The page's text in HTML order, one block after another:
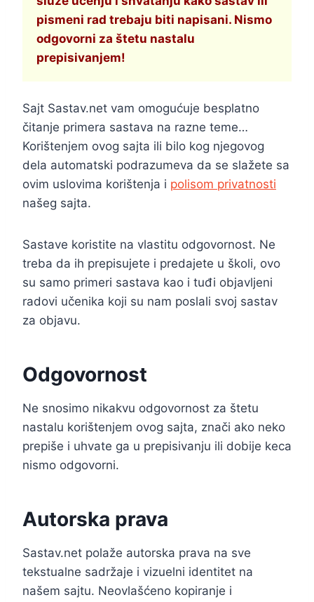
pismeni rad trebaju biti napisani. Nismo
odgovorni za štetu nastalu
prepisivanjem!
Sajt Sastav.net vam omogućuje besplatno
čitanje primera sastava na razne teme…
Korištenjem ovog sajta ili bilo kog njegovog
dela automatski podrazumeva da se slažete sa
ovim uslovima korištenja i polisom privatnosti
našeg sajta.
Sastave koristite na vlastitu odgovornost. Ne
treba da ih prepisujete i predajete u školi, ovo
su samo primeri sastava kao i tuđi objavljeni
radovi učenika koji su nam poslali svoj sastav
za objavu.
Odgovornost
Ne snosimo nikakvu odgovornost za štetu
nastalu korištenjem ovog sajta, znači ako neko
prepiše i uhvate ga u prepisivanju ili dobije keca
nismo odgovorni.
Autorska prava
Sastav.net polaže autorska prava na sve
tekstualne sadržaje i vizuelni identitet na
našem sajtu. Neovlašćeno kopiranje i